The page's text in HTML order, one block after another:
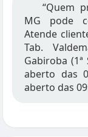
“Quem
MG pode
Atende
Tab.
Gabiroba
aberto das
aberto das